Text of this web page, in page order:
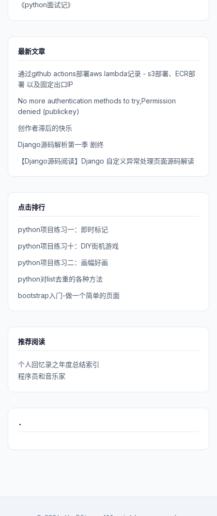
《python面试记》
最新文章
通过github actions部署aws lambda记录 - s3部署、ECR部
署 以及固定出口IP
No more authentication methods to try,Permission
denied (publickey)
创作者滞后的快乐
Django源码解析第一季 剧终
【Django源码阅读】Django 自定义异常处理页面源码解读
点击排行
python项目练习一：即时标记
python项目练习十：DIY街机游戏
python项目练习二：画幅好画
python对list去重的各种方法
bootstrap入门-做一个简单的页面
推荐阅读
个人回忆录之年度总结索引
程序员和音乐家
.